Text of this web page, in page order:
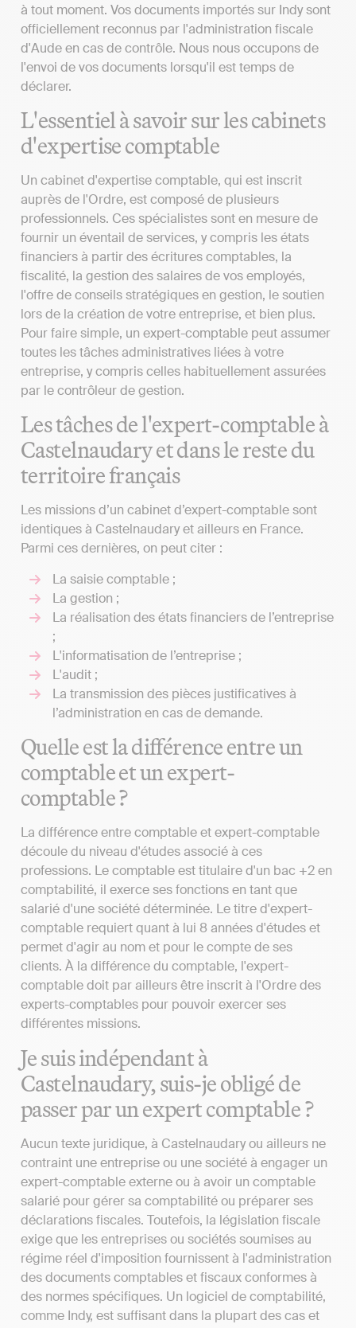
à tout moment. Vos documents importés sur Indy sont
officiellement reconnus par l'administration fiscale
d'Aude en cas de contrôle. Nous nous occupons de
l'envoi de vos documents lorsqu'il est temps de
déclarer.
L'essentiel à savoir sur les cabinets
d'expertise comptable
Un cabinet d'expertise comptable, qui est inscrit
auprès de l'Ordre, est composé de plusieurs
professionnels. Ces spécialistes sont en mesure de
fournir un éventail de services, y compris les états
financiers à partir des écritures comptables, la
fiscalité, la gestion des salaires de vos employés,
l'offre de conseils stratégiques en gestion, le soutien
lors de la création de votre entreprise, et bien plus.
Pour faire simple, un expert-comptable peut assumer
toutes les tâches administratives liées à votre
entreprise, y compris celles habituellement assurées
par le contrôleur de gestion.
Les tâches de l'expert-comptable à
Castelnaudary et dans le reste du
territoire français
Les missions d’un cabinet d’expert-comptable sont
identiques à Castelnaudary et ailleurs en France.
Parmi ces dernières, on peut citer :
La saisie comptable ;
La gestion ;
La réalisation des états financiers de l’entreprise
;
L'informatisation de l’entreprise ;
L'audit ;
La transmission des pièces justificatives à
l’administration en cas de demande.
Quelle est la différence entre un
comptable et un expert-
comptable ?
La différence entre comptable et expert-comptable
découle du niveau d'études associé à ces
professions. Le comptable est titulaire d'un bac +2 en
comptabilité, il exerce ses fonctions en tant que
salarié d'une société déterminée. Le titre d'expert-
comptable requiert quant à lui 8 années d'études et
permet d'agir au nom et pour le compte de ses
clients. À la différence du comptable, l'expert-
comptable doit par ailleurs être inscrit à l'Ordre des
experts-comptables pour pouvoir exercer ses
différentes missions.
Je suis indépendant à
Castelnaudary, suis-je obligé de
passer par un expert comptable ?
Aucun texte juridique, à Castelnaudary ou ailleurs ne
contraint une entreprise ou une société à engager un
expert-comptable externe ou à avoir un comptable
salarié pour gérer sa comptabilité ou préparer ses
déclarations fiscales. Toutefois, la législation fiscale
exige que les entreprises ou sociétés soumises au
régime réel d'imposition fournissent à l'administration
des documents comptables et fiscaux conformes à
des normes spécifiques. Un logiciel de comptabilité,
comme Indy, est suffisant dans la plupart des cas et